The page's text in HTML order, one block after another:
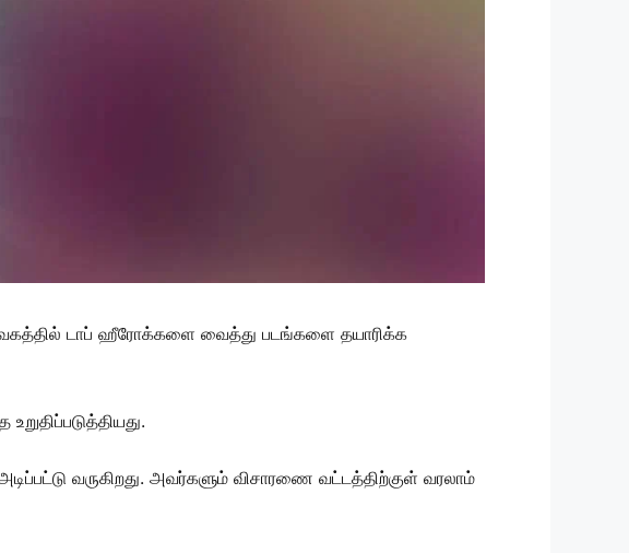
வேகத்தில் டாப் ஹீரோக்களை வைத்து படங்களை தயாரிக்க
வருகிறது. அவர்களும் விசாரணை வட்டத்திற்குள் வரலாம்